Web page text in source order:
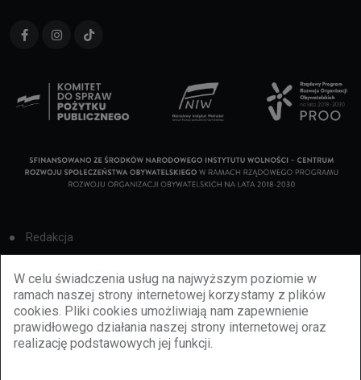
W celu świadczenia usług na najwyższym poziomie w
ramach naszej strony internetowej korzystamy z plików
cookies. Pliki cookies umożliwiają nam zapewnienie
prawidłowego działania naszej strony internetowej oraz
realizację podstawowych jej funkcji.
Redakcja
Cookies
Reklama
BBiletomania